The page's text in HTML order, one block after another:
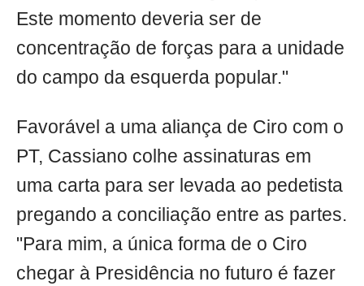
Este momento deveria ser de
concentração de forças para a unidade
do campo da esquerda popular."
Favorável a uma aliança de Ciro com o
PT, Cassiano colhe assinaturas em
uma carta para ser levada ao pedetista
pregando a conciliação entre as partes.
"Para mim, a única forma de o Ciro
chegar à Presidência no futuro é fazer